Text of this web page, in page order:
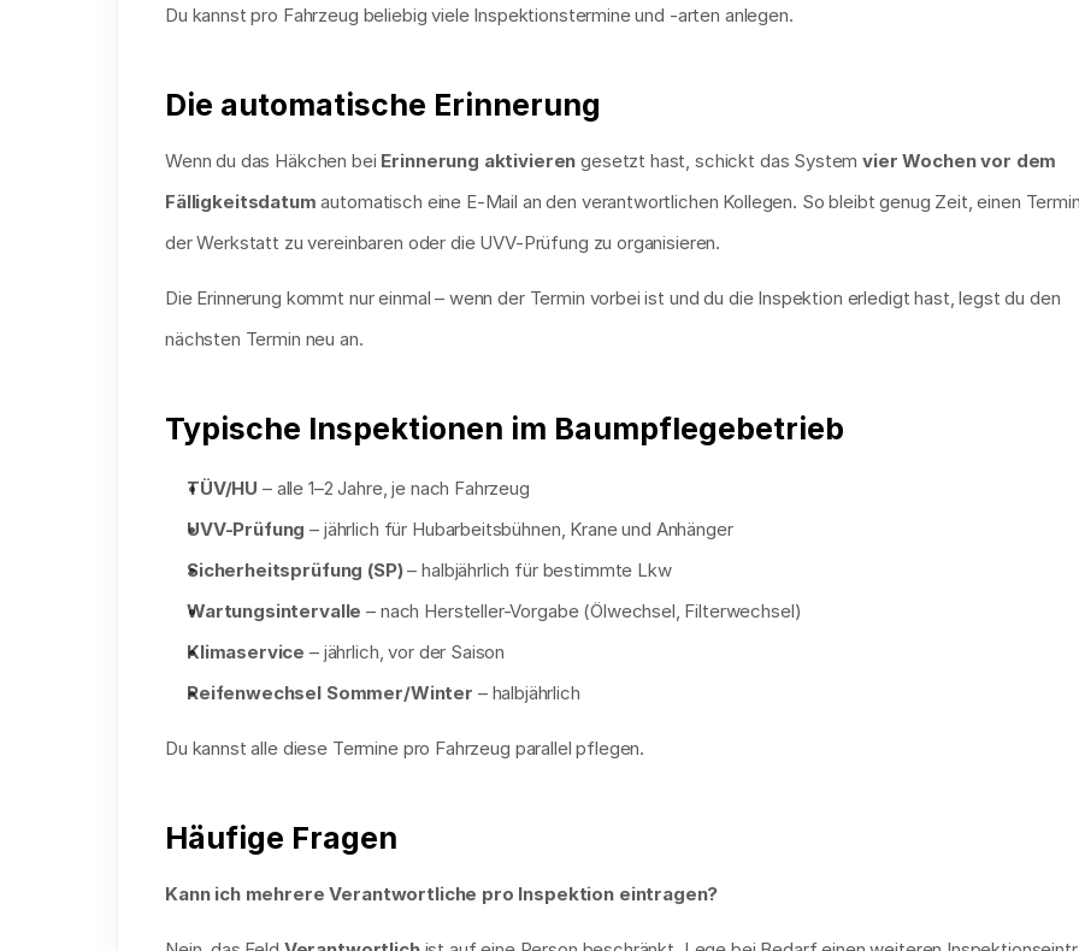
Du kannst pro Fahrzeug beliebig viele Inspektionstermine und -arten anlegen.
Die automatische Erinnerung
Wenn du das Häkchen bei Erinnerung aktivieren gesetzt hast, schickt das System vier Wochen vor dem
Fälligkeitsdatum automatisch eine E-Mail an den verantwortlichen Kollegen. So bleibt genug Zeit, einen
der Werkstatt zu vereinbaren oder die UVV-Prüfung zu organisieren.
Die Erinnerung kommt nur einmal – wenn der Termin vorbei ist und du die Inspektion erledigt hast, legst du den
nächsten Termin neu an.
Typische Inspektionen im Baumpflegebetrieb
TÜV/HU – alle 1–2 Jahre, je nach Fahrzeug
UVV-Prüfung – jährlich für Hubarbeitsbühnen, Krane und Anhänger
Sicherheitsprüfung (SP) – halbjährlich für bestimmte Lkw
Wartungsintervalle – nach Hersteller-Vorgabe (Ölwechsel, Filterwechsel)
Klimaservice – jährlich, vor der Saison
Reifenwechsel Sommer/Winter – halbjährlich
Du kannst alle diese Termine pro Fahrzeug parallel pflegen.
Häufige Fragen
Kann ich mehrere Verantwortliche pro Inspektion eintragen?